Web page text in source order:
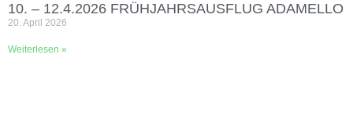
10. – 12.4.2026 FRÜHJAHRSAUSFLUG ADAMELLO
20. April 2026
Weiterlesen »